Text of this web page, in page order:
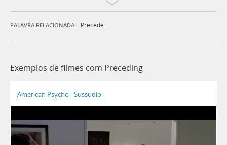
PALAVRA RELACIONADA: Precede
Exemplos de filmes com Preceding
American Psycho - Sussudio